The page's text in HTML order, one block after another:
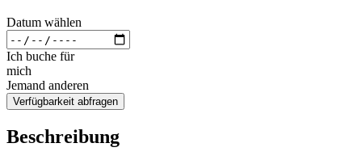
Datum wählen
Ich buche für
mich
Jemand anderen
Verfügbarkeit abfragen
Beschreibung